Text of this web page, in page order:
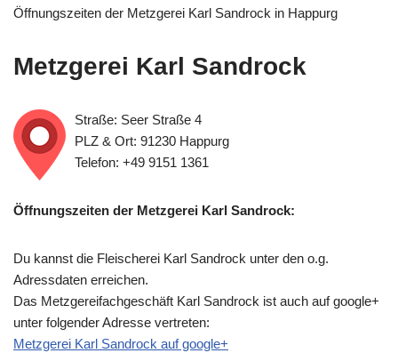
Öffnungszeiten der Metzgerei Karl Sandrock in Happurg
Metzgerei Karl Sandrock
Straße: Seer Straße 4
PLZ & Ort: 91230 Happurg
Telefon: +49 9151 1361
Öffnungszeiten der Metzgerei Karl Sandrock:
Du kannst die Fleischerei Karl Sandrock unter den o.g.
Adressdaten erreichen.
Das Metzgereifachgeschäft Karl Sandrock ist auch auf google+
unter folgender Adresse vertreten:
Metzgerei Karl Sandrock auf google+